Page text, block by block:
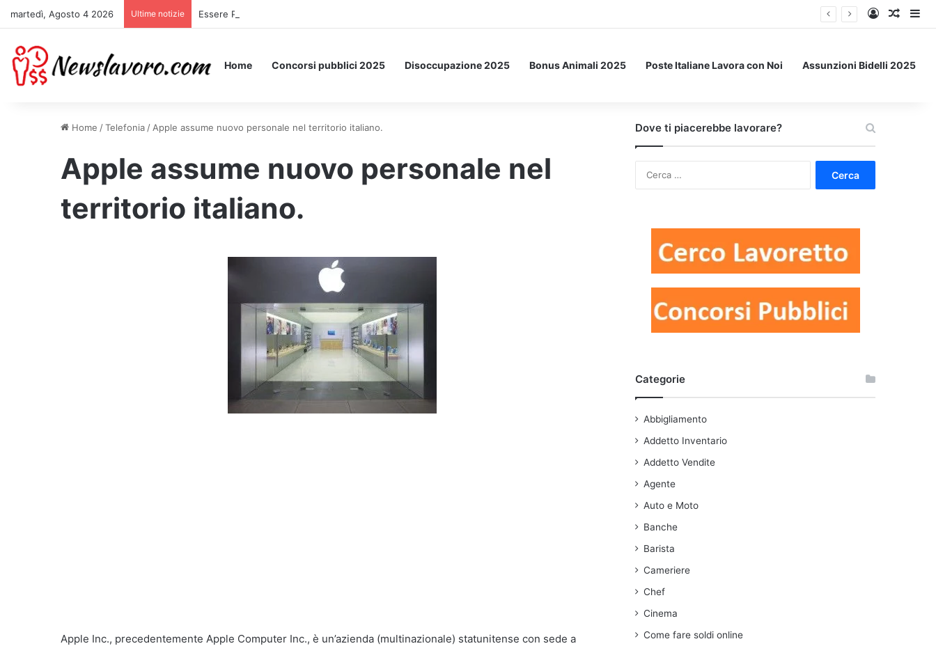
martedì, Agosto 4 2026 Ultime notizie Essere Pagati per Stare a Letto: ecco l’esperimento spaziale. Accedi
Un
Home Concorsi pubblici 2025 Disoccupazione 2025 Bonus Animali 2025 Poste Italiane Lavora con Noi Assunzioni Bidelli 2025
Home /Telefonia / Apple assume nuovo personale nel territorio italiano.
Apple assume nuovo personale nel
territorio italiano.
Apple Inc., precedentemente Apple Computer Inc., è un’azienda (multinazionale) statunitense con sede a
Dove ti piacerebbe lavorare?
Categorie
Abbigliamento
Addetto Inventario
Addetto Vendite
Agente
Auto e Moto
Banche
Barista
Cameriere
Chef
Cinema
Come fare soldi online